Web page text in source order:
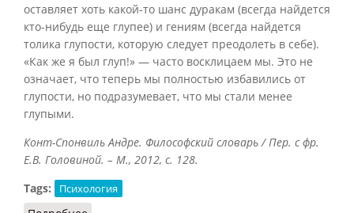
оставляет хоть какой-то шанс дуракам (всегда найдется
кто-нибудь еще глупее) и гениям (всегда найдется
толика глупости, которую следует преодолеть в себе).
«Как же я был глуп!» — часто восклицаем мы. Это не
означает, что теперь мы полностью избавились от
глупости, но подразумевает, что мы стали менее
глупыми.
Конт-Спонвиль Андре. Философский словарь / Пер. с фр.
Е.В. Головиной. – М., 2012, с. 128.
Tags:
Психология